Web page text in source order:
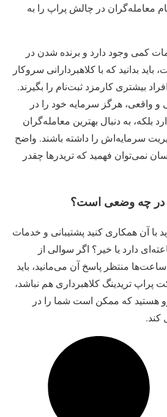
‌‌معامله‌گران در چالش پراپ را به
کمی ‌وجود دارد و برنده شدن در
بدانید که با کلاهبردارانی سروکار
بیشتری کارمزد ‌‌ثبت‌نام را بگیرند.
واقعی، هرگز سرمایه خود را در
بلکه، به دنبال بهترین ‌‌معامله‌گران
سرمایه‌اش را داشته باشند. واضح
نمی‌توان فهمید که تریدرها چقدر
در چه وضعی است؟
با آن همکاری کنید پشتیبانی و خدمات
قوی و 24 ساعته‌ای دارد یا خیر؟ اگر سوالی از
منتظر پاسخ آن می‌مانید، باید
پراپ تریدینگ کلاهبرداری هم نباشد،
هستید که ممکن است شما را در
کند.